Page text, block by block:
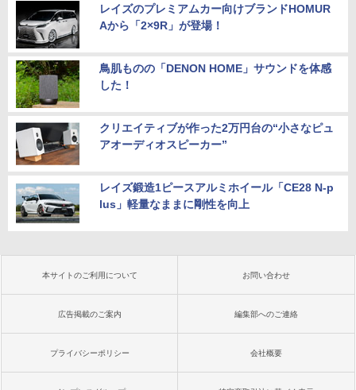
レイズのプレミアムカー向けブランドHOMUR
Aから「2×9R」が登場！
鳥肌ものの「DENON HOME」サウンドを体感
した！
クリエイティブが作った2万円台の“小さなピュ
アオーディオスピーカー”
レイズ鍛造1ピースアルミホイール「CE28 N-p
lus」軽量なままに剛性を向上
本サイトのご利用について お問い合わせ
広告掲載のご案内 編集部へのご連絡
プライバシーポリシー 会社概要